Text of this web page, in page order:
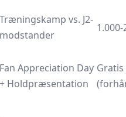
Træningskamp vs. J2-
modstander
Fan Appreciation Day
+ Holdpræsentation
Gratis